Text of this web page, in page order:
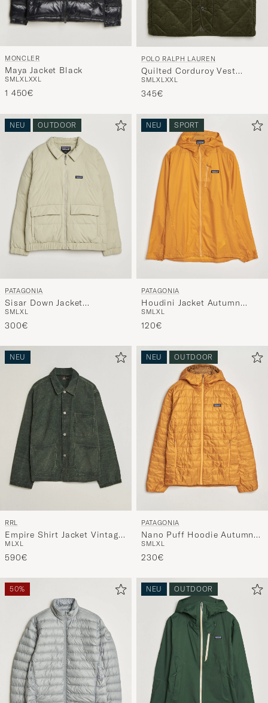
MONCLER
Maya Jacket Black
SMLXLXXL
1 450€
POLO RALPH LAUREN
Quilted Corduroy Vest
Company Olive
SMLXL XXL
345€
NEU OUTDOOR
PATAGONIA
Sisar Down Jacket
Weathered Stone
SMLXL
300€
NEU SPORT
PATAGONIA
Houdini Jacket Autumn
Orange
SMLXL
120€
NEU
RRL
Empire Shirt Jacket Vintage
Grey
M LXL
590€
NEU OUTDOOR
PATAGONIA
Nano Puff Hoodie Autumn
Orange
SMLXL
230€
50% NEU OUTDOOR